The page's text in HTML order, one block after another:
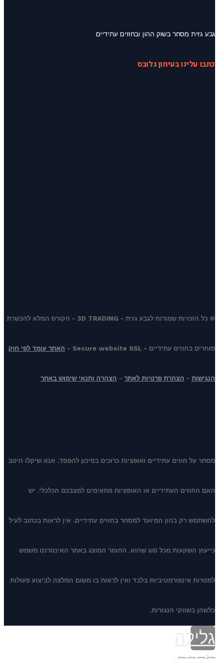
גבע גזית מסחר בשוק ההון ובחוזים עתידיים
כתבו עלינו בעיתון גלובס
© כל הזכויות שמורות לגבע גזית - 3D TRADING - הקורס המלא להכשרת
סוחרים בחוזים עתידיים - Secure website SSL - האתר עומד לפי חוק
הנגישות - הצהרת פרטיות לאתר - הצהרה ותנאי שימוש באתר
מסחר על חוזים עתידיים ואופציות כרוכים בסיכון להפסד. אנא שיקלו היטב
האם החוזים העתידיים או האופציות מתאימים למצבכם הכלכלי. יש
להשתמש רק בהון המיועד למסחר בחוזים עתידיים. אין לראות בכתוב לעיל
כייעוץ השקעות מכל סוג שהוא. החומר המוצג באתר האינטרנט משמש
למטרות אינפורמטיביות בלבד ואין לראות בו משום המלצה לביצוע פעולות
כלשהן בשווקי הנגזרות.
גלילה